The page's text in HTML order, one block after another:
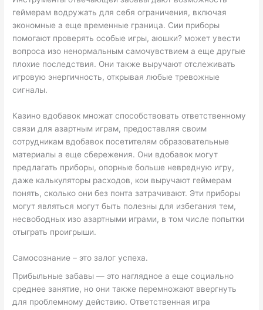
геймерам водружать для себя ограничения, включая
экономные а еще временные граница. Сии приборы
помогают проверять особые игры, аюшки? может увести
вопроса изо ненормальным самочувствием а еще другые
плохие последствия. Они также выручают отслеживать
игровую энергичность, открывая любые тревожные
сигналы.
Казино вдобавок множат способствовать ответственному
связи для азартным играм, предоставляя своим
сотрудникам вдобавок посетителям образовательные
материалы а еще сбережения. Они вдобавок могут
предлагать приборы, опорные больше невредную игру,
даже калькуляторы расходов, кои выручают геймерам
понять, сколько они без понта затрачивают. Эти приборы
могут являться могут быть полезны для избегания тем,
несвободных изо азартными играми, в том числе попытки
отыграть проигрыши.
Самосознание – это залог успеха.
Прибыльные забавы — это наглядное а еще социально
среднее занятие, но они также перемножают ввергнуть
для проблемному действию. Ответственная игра